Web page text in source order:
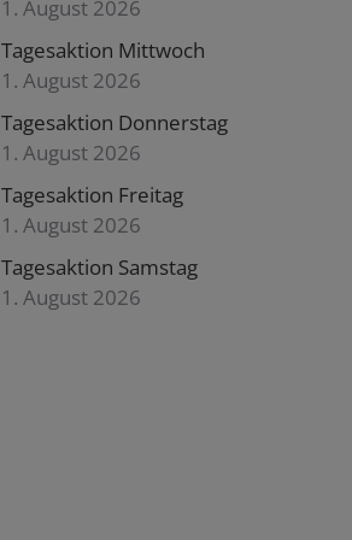
1. August 2026
Tagesaktion Mittwoch
1. August 2026
Tagesaktion Donnerstag
1. August 2026
Tagesaktion Freitag
1. August 2026
Tagesaktion Samstag
1. August 2026